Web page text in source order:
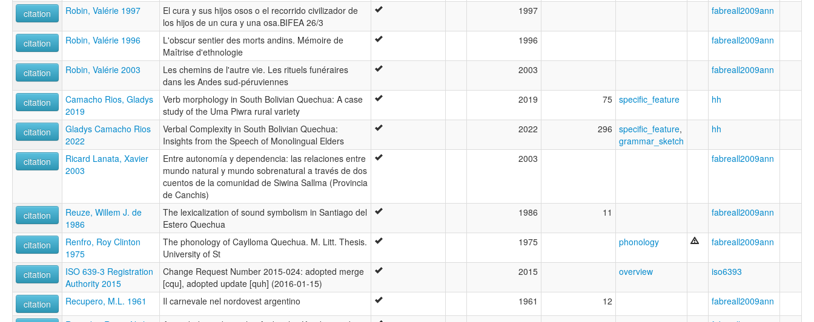
citation Robin, Valérie 1997
El cura y sus hijos osos o el recorrido civilizador de
los hijos de un cura y una osa.BIFEA 26/3
1997 fabreall2009ann
citation Robin, Valérie 1996
L'obscur sentier des morts andins. Mémoire de
Maîtrise d'ethnologie
1996 fabreall2009ann
citation Robin, Valérie 2003
Les chemins de l'autre vie. Les rituels funéraires
dans les Andes sud-péruviennes
2003 fabreall2009ann
citation
Camacho Rios, Gladys
2019
Verb morphology in South Bolivian Quechua: A case
study of the Uma Piwra rural variety
2019 75 specific_feature hh
citation
Gladys Camacho Rios
2022
Verbal Complexity in South Bolivian Quechua:
Insights from the Speech of Monolingual Elders
2022 296 specific_feature,
grammar_sketch
hh
citation
Ricard Lanata, Xavier
2003
Entre autonomía y dependencia: las relaciones entre
mundo natural y mundo sobrenatural a través de dos
cuentos de la comunidad de Siwina Sallma (Provincia
de Canchis)
2003 fabreall2009ann
citation
Reuze, Willem J. de
1986
The lexicalization of sound symbolism in Santiago del
Estero Quechua
1986 11 fabreall2009ann
citation
Renfro, Roy Clinton
1975
The phonology of Caylloma Quechua. M. Litt. Thesis.
University of St
1975 phonology fabreall2009ann
citation
ISO 639-3 Registration
Authority 2015
Change Request Number 2015-024: adopted merge
[cqu], adopted update [quh] (2016-01-15)
2015 overview iso6393
citation Recupero, M.L. 1961 Il carnevale nel nordovest argentino 1961 12 fabreall2009ann